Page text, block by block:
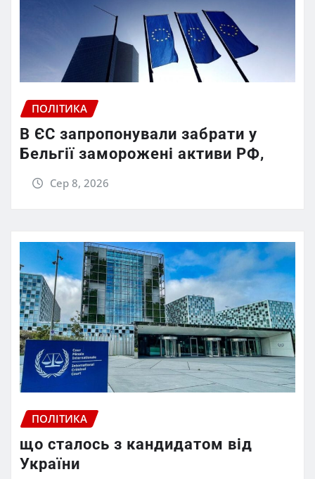
ПОЛІТИКА
В ЄС запропонували забрати у
Бельгії заморожені активи РФ,
Сер 8, 2026
ПОЛІТИКА
що сталось з кандидатом від
України